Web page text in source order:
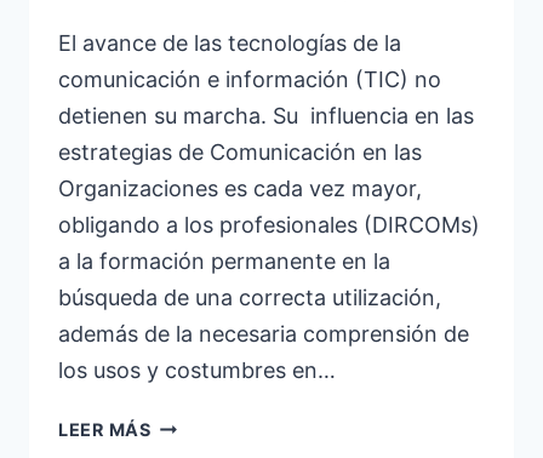
El avance de las tecnologías de la
comunicación e información (TIC) no
detienen su marcha. Su influencia en las
estrategias de Comunicación en las
Organizaciones es cada vez mayor,
obligando a los profesionales (DIRCOMs)
a la formación permanente en la
búsqueda de una correcta utilización,
además de la necesaria comprensión de
los usos y costumbres en…
LEER MÁSJATIC